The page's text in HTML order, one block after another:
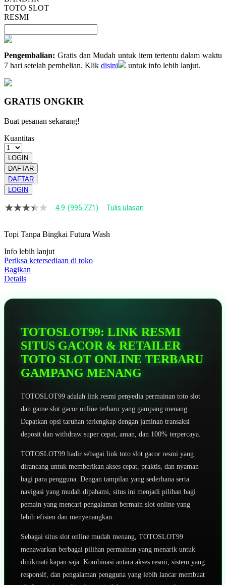
TOTO SLOT
RESMI
Pengembalian: Gratis dan Mudah untuk item tertentu dalam waktu
7 hari setelah pembelian. Klik disini untuk info lebih lanjut.
GRATIS ONGKIR
Buat pesanan sekarang!
Kuantitas
LOGIN
DAFTAR
DAFTAR
LOGIN
4.9
bintang,
rating
rata-
rata.
Read
13
Tautan
4.9 (995.771) Tulis ulasan
Topi Tanpa Bingkai Futura Wash
Info lebih lanjut
Periksa ketersediaan di toko
Bagikan
Details
TOTOSLOT99: LINK RESMI
SITUS GACOR & RETAILER
TOTO SLOT ONLINE TERBARU
GAMPANG MENANG
TOTOSLOT99 adalah link resmi penyedia permainan toto slot
dan game slot gacor online terbaru yang gampang menang.
Dapatkan opsi taruhan terlengkap dengan jaminan transaksi
deposit dan withdraw super cepat, aman, dan 100% terpercaya.
TOTOSLOT99 hadir sebagai link toto slot gacor resmi yang
dirancang untuk memberikan akses cepat, praktis, dan nyaman
bagi para pengguna. Dengan tampilan yang sederhana serta
navigasi yang mudah dipahami, situs ini menjadi pilihan bagi
pemain yang mencari pengalaman bermain slot online yang
lebih efisien dan menyenangkan.
Sebagai situs slot online mudah menang, TOTOSLOT99
menawarkan berbagai pilihan permainan yang menarik untuk
dinikmati kapan saja. Kombinasi antara akses resmi, sistem yang
responsif, dan pengalaman pengguna yang lebih lancar membuat